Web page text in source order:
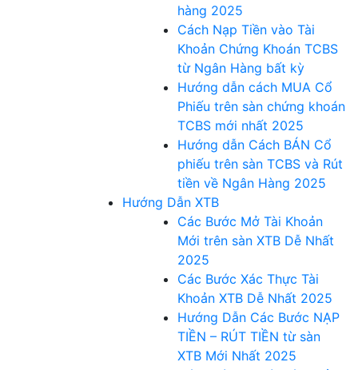
hàng 2025
Cách Nạp Tiền vào Tài
Khoản Chứng Khoán TCBS
từ Ngân Hàng bất kỳ
Hướng dẫn cách MUA Cổ
Phiếu trên sàn chứng khoán
TCBS mới nhất 2025
Hướng dẫn Cách BÁN Cổ
phiếu trên sàn TCBS và Rút
tiền về Ngân Hàng 2025
Hướng Dẫn XTB
Các Bước Mở Tài Khoản
Mới trên sàn XTB Dễ Nhất
2025
Các Bước Xác Thực Tài
Khoản XTB Dễ Nhất 2025
Hướng Dẫn Các Bước NẠP
TIỀN – RÚT TIỀN từ sàn
XTB Mới Nhất 2025